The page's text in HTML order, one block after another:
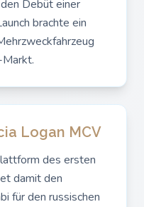
Debüt einer
brachte ein
Markt.
Logan MCV
des ersten
damit den
für den russischen